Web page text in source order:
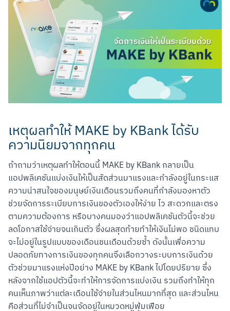
เหตุผลทำให้ MAKE by KBank ได้รับ
ความนิยมจากทุกคน
ถ้าถามว่าเหตุผลทำให้ตอนนี้ MAKE by KBank กลายเป็น
แอปพลิเคชันแบ่งเงินให้เป็นสัดส่วนมาแรงและกำลังอยู่ในกระแส
ความน่าสนใจของมนุษย์เงินเดือนรวมถึงคนที่กำลังมองหาตัว
ช่วยจัดการระเบียบการเงินของตัวเองให้ง่าย ไว สะดวกและตรง
ตามความต้องการ หรือบางคนมองว่าแอปพลิเคชันตัวนี้จะช่วย
ลดโอกาสใช้จ่ายจนเกินตัว ซึ่งผลสุดท้ายทำให้เงินไม่พอ ชนิดแทบ
จะไม่อยู่ในรูปแบบของเดือนชนเดือนด้วยซ้ำ ดังนั้นเพื่อความ
ปลอดภัยทางการเงินของทุกคนจึงเลือกวางระบบการเงินด้วย
ตัวช่วยมาแรงแห่งปีอย่าง MAKE by KBank ไปโดยปริยาย ซึ่ง
หลังจากใช้แอปตัวนี้จะทำให้การจัดการแบ่งเงิน รวมถึงทำให้ทุก
คนเห็นภาพว่าแต่ละเดือนใช้จ่ายในส่วนไหนมากที่สุด และส่วนไหน
คือส่วนที่ไม่จำเป็นจนจัดอยู่ในหมวดหมู่ฟุ่มเฟือย